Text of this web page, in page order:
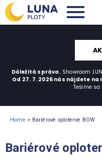
Dôležitá správa.Showroom
Od 27. 7. 2026 nás nájdete
Tešíme
Home > Bariérové oplotenie BOW
Bariérové